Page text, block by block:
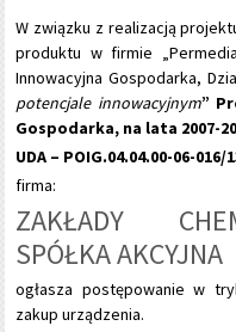
W związku z realizacją
produktu w firmie
Innowacyjna Gospodarka,
potencjale innowacyjnym”
Gospodarka, na lata 2007-
UDA – POIG.04.04.00-06-016/
firma:
ZAKŁADY
SPÓŁKA AKCYJNA
ogłasza postępowanie w
zakup urządzenia.